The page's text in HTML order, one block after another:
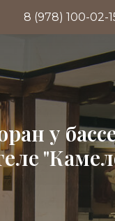
8 (978) 100-02-
у